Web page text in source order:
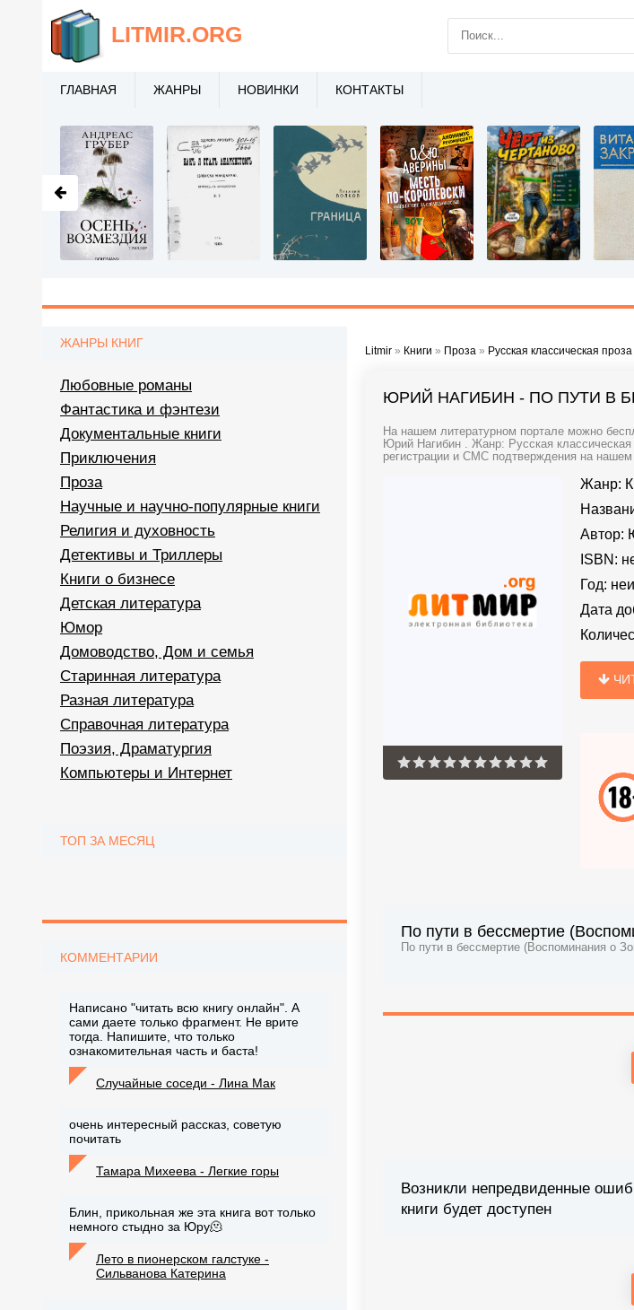
Litmir » Книги » Проза » Русская классическая проза
ЮРИЙ НАГИБИН - ПО ПУТИ В
На нашем литературном портале можно
Юрий Нагибин . Жанр: Русская классическая
регистрации и СМС подтверждения на
Жанр:
Автор:
ISBN:
Год:
Дата
По пути в бессмертие
По пути в бессмертие (Воспоминания о
Возникли непредвиденные
книги будет доступен
ЖАНРЫ КНИГ
Любовные романы
Фантастика и фэнтези
Документальные книги
Приключения
Проза
Научные и научно-популярные книги
Религия и духовность
Детективы и Триллеры
Книги о бизнесе
Детская литература
Юмор
Домоводство, Дом и семья
Старинная литература
Разная литература
Справочная литература
Поэзия, Драматургия
Компьютеры и Интернет
ТОП ЗА МЕСЯЦ
КОММЕНТАРИИ
Написано "читать всю книгу онлайн". А
сами даете только фрагмент. Не врите
тогда. Напишите, что только
ознакомительная часть и баста!
Случайные соседи - Лина Мак
очень интересный рассказ, советую
почитать
Тамара Михеева - Легкие горы
Блин, прикольная же эта книга вот только
немного стыдно за Юру🫠
Лето в пионерском галстуке -
Сильванова Катерина
LITMIR.ORG
ГЛАВНАЯ ЖАНРЫ НОВИНКИ КОНТАКТЫ